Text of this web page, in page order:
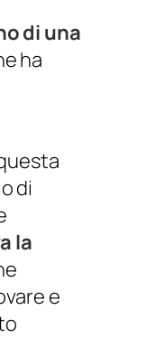
di una
ha
di
la
e